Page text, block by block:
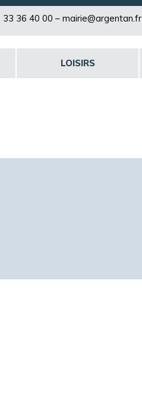
33 36 40 00 – mairie@argentan.fr
LOISIRS